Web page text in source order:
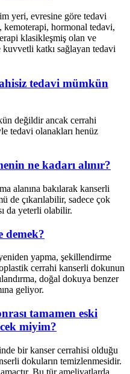
yeri, evresine göre tedavi
hormonal tedavi,
klasikleşmiş olan ve
kuvvetli katkı sağlayan tedavi
tedavi mümkün
değildir ancak cerrahi
tedavi olanakları henüz
ne kadarı alınır?
alanına bakılarak kanserli
de çıkarılabilir, sadece çok
da yeterli olabilir.
demek?
yapma, şekillendirme
cerrahi kanserli dokunun
doğal dokuya benzer
geliyor.
tamamen eski
miyim?
bir kanser cerrahisi olduğu
dokuların temizlenmesidir.
Bu tür ameliyatlarda